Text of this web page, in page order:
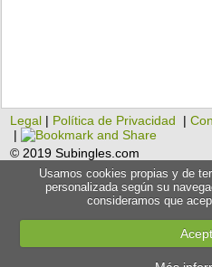
Legal | Política de Privacidad |
|
© 2019 Subingles.com
Usamos cookies propias y de
personalizada según su
consideramos que